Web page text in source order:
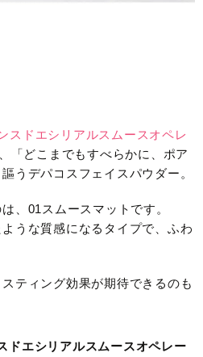
スドエシリアルスムースオペレ
「どこまでもすべらかに、ポア
うデパコスフェイスパウダー。
、01スムースマットです。
うな質感になるタイプで、ふわ
ティング効果が期待できるのも
ドエシリアルスムースオペレー